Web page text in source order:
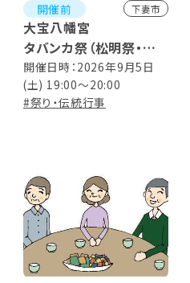
開催前 下妻市
大宝八幡宮
タバンカ祭（松明祭・冬
瓜まつり）
開催日時：2026年9月5日
(土) 19:00～20:00
#祭り・伝統行事